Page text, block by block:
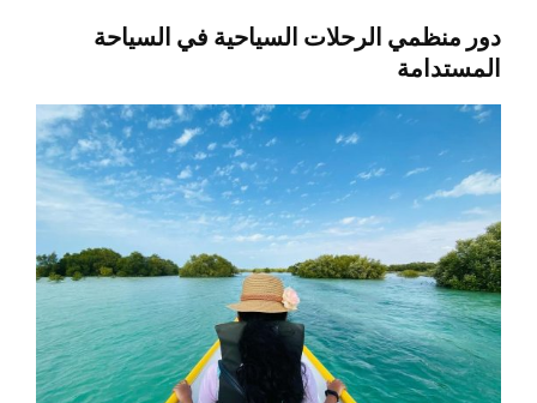
دور منظمي الرحلات السياحية في السياحة
المستدامة